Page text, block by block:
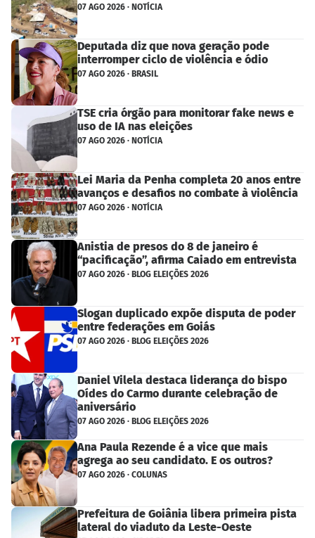
07 AGO 2026 · NOTÍCIA
Deputada diz que nova geração pode
interromper ciclo de violência e ódio
07 AGO 2026 · BRASIL
TSE cria órgão para monitorar fake news e
uso de IA nas eleições
07 AGO 2026 · NOTÍCIA
Lei Maria da Penha completa 20 anos entre
avanços e desafios no combate à violência
07 AGO 2026 · NOTÍCIA
Anistia de presos do 8 de janeiro é
“pacificação”, afirma Caiado em entrevista
07 AGO 2026 · BLOG ELEIÇÕES 2026
Slogan duplicado expõe disputa de poder
entre federações em Goiás
07 AGO 2026 · BLOG ELEIÇÕES 2026
Daniel Vilela destaca liderança do bispo
Oídes do Carmo durante celebração de
aniversário
07 AGO 2026 · BLOG ELEIÇÕES 2026
Ana Paula Rezende é a vice que mais
agrega ao seu candidato. E os outros?
07 AGO 2026 · COLUNAS
Prefeitura de Goiânia libera primeira pista
lateral do viaduto da Leste-Oeste